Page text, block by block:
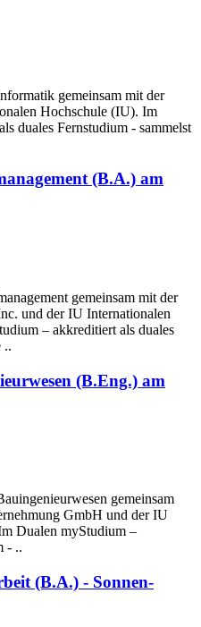
gemeinsam mit der
Hochschule (IU). Im
duales Fernstudium - sammelst
(B.A.) am
gemeinsam mit der
und der IU Internationalen
– akkreditiert als duales
..
(B.Eng.) am
gemeinsam
GmbH und der IU
Dualen myStudium –
- ..
(B.A.) - Sonnen-